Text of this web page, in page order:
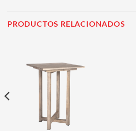
PRODUCTOS RELACIONADOS